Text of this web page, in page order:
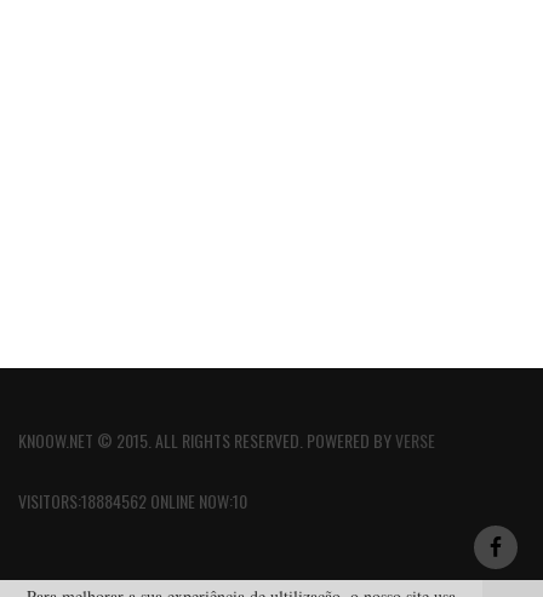
KNOOW.NET © 2015. ALL RIGHTS RESERVED. POWERED BYVERSE
VISITORS:18884562 ONLINE NOW:10